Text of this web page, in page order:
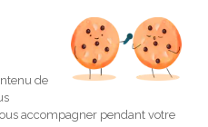
pelvienpour éviter les
pesanteur pelvienne, de manque
sexuels et de petites
fuites
les meilleures solutions
et pour l'auto-traitement de
pour exercices de Kegel.
de
accompagner pendant votre